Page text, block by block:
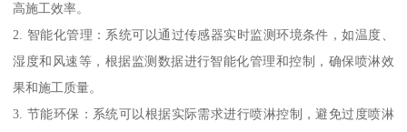
高施工效率。
2. 智能化管理：系统可以通过传感器实时监测环境条件，如温度、
湿度和风速等，根据监测数据进行智能化管理和控制，确保喷淋效
果和施工质量。
3. 节能环保：系统可以根据实际需求进行喷淋控制，避免过度喷淋